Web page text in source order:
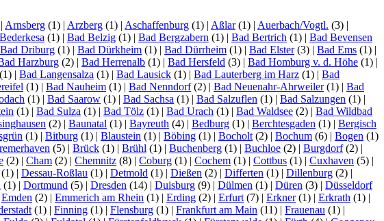
| Arnsberg (1) | Arzberg (1) | Aschaffenburg (1) | Aßlar(1) | Auerbach/Vogtl. (3) |
(1) | Bad Belzig (1) | Bad Bergzabern (1) | Bad Bertrich (1) | Bad Bevensen
Bad Driburg (1) | Bad Dürkheim (1) | Bad Dürrheim (1) | Bad Elster(3) | Bad Ems (1) |
Harzburg (2) | Bad Herrenalb (1) | Bad Hersfeld (3) | Bad Homburg v. d. Höhe (1) |
(1) | Bad Langensalza (1) | Bad Lausick (1) | Bad Lauterberg im Harz (1) | Bad
(1) | Bad Nauheim (1) | Bad Nenndorf(2) | Bad Neuenahr-Ahrweiler(1) | Bad
(1) | Bad Saarow (1) | Bad Sachsa (1) | Bad Salzuflen (1) | Bad Salzungen (1) |
(1) | Bad Sulza (1) | Bad Tölz (1) | Bad Urach (1) | Bad Waldsee (2) | Bad Wildbad
(2) | Baunatal (1) | Bayreuth (4) | Bedburg (1) | Berchtesgaden (1) | Bergisch
(1) | Bitburg (1) | Blaustein (1) | Böbing (1) | Bocholt (2) | Bochum (6) | Bogen (1)
(5) | Brück (1) | Brühl (1) | Buchenberg (1) | Buchloe (2) | Burgdorf(2) |
(2) | Cham (2) | Chemnitz (8) | Coburg (1) | Cochem (1) | Cottbus (1) | Cuxhaven (5) |
(1) | Dessau-Roßlau (1) | Detmold (1) | Dießen (2) | Differten (1) | Dillenburg (2) |
(1) | Dortmund (5) | Dresden (14) | Duisburg (9) | Dülmen (1) | Düren (3) | Düsseldorf
Emden (2) | Emmerich am Rhein (1) | Erding (2) | Erfurt (7) | Erkner(1) | Erkrath (1) |
(1) | Finning (1) | Flensburg (1) | Frankfurt am Main (11) | Frauenau (1) |